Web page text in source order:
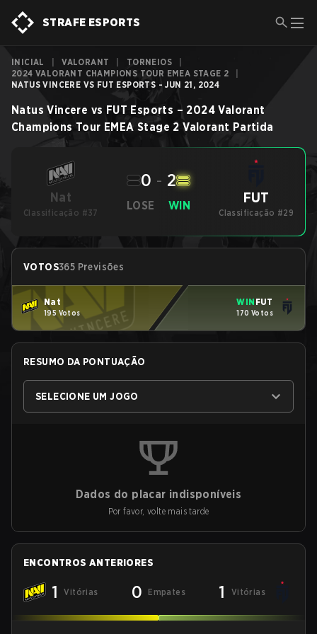
STRAFE ESPORTS
INICIAL VALORANT TORNEIOS
2024 VALORANT CHAMPIONS TOUR EMEA STAGE 2
NATUS VINCERE VS FUT ESPORTS - JUN 21, 2024
Natus Vincere vs FUT Esports – 2024 Valorant
Champions Tour EMEA Stage 2 Valorant Partida
Nat
Classificação #37
LOSE
0 - 2
WIN FUT
Classificação #29
VOTOS365 Previsões
Nat
195 Votos
WIN FUT
170 Votos
RESUMO DA PONTUAÇÃO
SELECIONE UM JOGO
Dados do placar indisponíveis
Por favor, volte mais tarde
ENCONTROS ANTERIORES
1 Vitórias 0 Empates 1 Vitórias